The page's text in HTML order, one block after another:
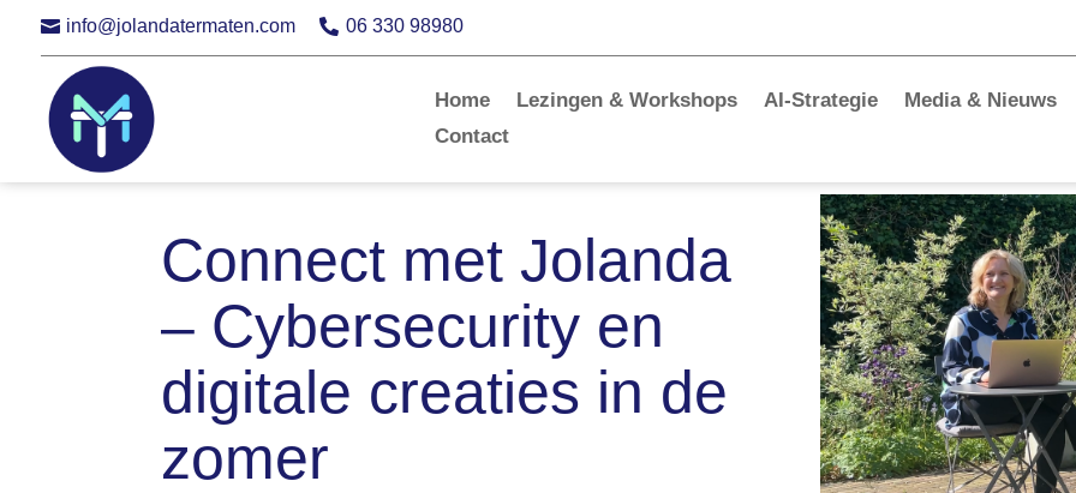
 info@jolandatermaten.com  06 330 98980
Home Lezingen & Workshops AI-Strategie Media & Nieuws
Contact
Connect met Jolanda
– Cybersecurity en
digitale creaties in de
zomer